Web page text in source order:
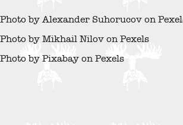
Photo by Alexander Suhorucov on
Photo by Mikhail Nilov on Pexels
Photo by Pixabay on Pexels